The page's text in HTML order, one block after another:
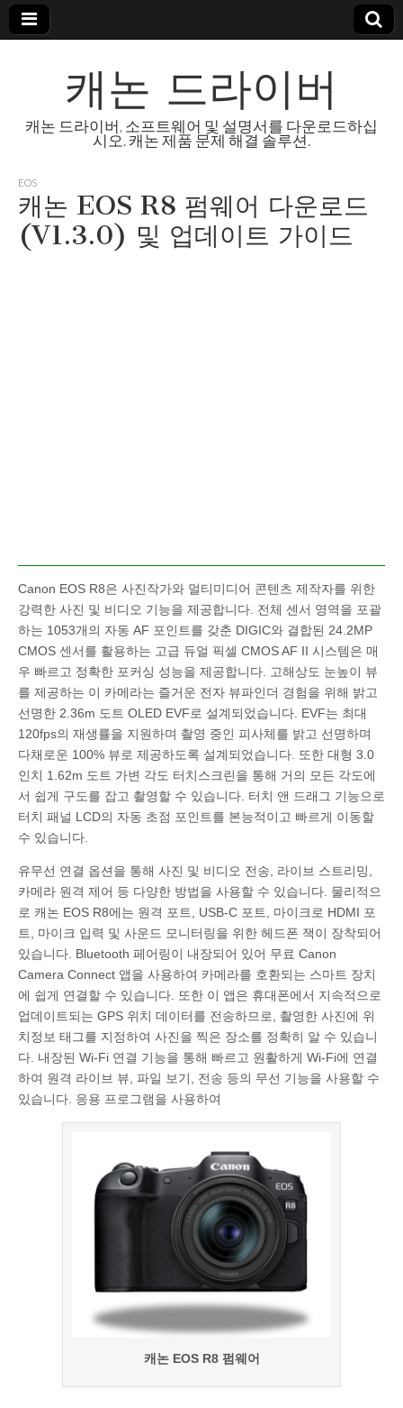
캐논 드라이버
캐논 드라이버, 소프트웨어 및 설명서를 다운로드하십
시오. 캐논 제품 문제 해결 솔루션.
EOS
캐논 EOS R8 펌웨어 다운로드
(V1.3.0) 및 업데이트 가이드
Canon EOS R8은 사진작가와 멀티미디어 콘텐츠 제작자를 위한
강력한 사진 및 비디오 기능을 제공합니다. 전체 센서 영역을 포괄
하는 1053개의 자동 AF 포인트를 갖춘 DIGIC와 결합된 24.2MP
CMOS 센서를 활용하는 고급 듀얼 픽셀 CMOS AF II 시스템은 매
우 빠르고 정확한 포커싱 성능을 제공합니다. 고해상도 눈높이 뷰
를 제공하는 이 카메라는 즐거운 전자 뷰파인더 경험을 위해 밝고
선명한 2.36m 도트 OLED EVF로 설계되었습니다. EVF는 최대
120fps의 재생률을 지원하며 촬영 중인 피사체를 밝고 선명하며
다채로운 100% 뷰로 제공하도록 설계되었습니다. 또한 대형 3.0
인치 1.62m 도트 가변 각도 터치스크린을 통해 거의 모든 각도에
서 쉽게 구도를 잡고 촬영할 수 있습니다. 터치 앤 드래그 기능으로
터치 패널 LCD의 자동 초점 포인트를 본능적이고 빠르게 이동할
수 있습니다.
유무선 연결 옵션을 통해 사진 및 비디오 전송, 라이브 스트리밍,
카메라 원격 제어 등 다양한 방법을 사용할 수 있습니다. 물리적으
로 캐논 EOS R8에는 원격 포트, USB-C 포트, 마이크로 HDMI 포
트, 마이크 입력 및 사운드 모니터링을 위한 헤드폰 잭이 장착되어
있습니다. Bluetooth 페어링이 내장되어 있어 무료 Canon
Camera Connect 앱을 사용하여 카메라를 호환되는 스마트 장치
에 쉽게 연결할 수 있습니다. 또한 이 앱은 휴대폰에서 지속적으로
업데이트되는 GPS 위치 데이터를 전송하므로, 촬영한 사진에 위
치정보 태그를 지정하여 사진을 찍은 장소를 정확히 알 수 있습니
다. 내장된 Wi-Fi 연결 기능을 통해 빠르고 원활하게 Wi-Fi에 연결
하여 원격 라이브 뷰, 파일 보기, 전송 등의 무선 기능을 사용할 수
있습니다. 응용 프로그램을 사용하여
캐논 EOS R8 펌웨어